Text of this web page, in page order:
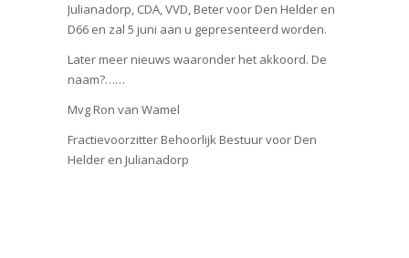
Julianadorp, CDA, VVD, Beter voor Den Helder en
D66 en zal 5 juni aan u gepresenteerd worden.
Later meer nieuws waaronder het akkoord. De
naam?……
Mvg Ron van Wamel
Fractievoorzitter Behoorlijk Bestuur voor Den
Helder en Julianadorp